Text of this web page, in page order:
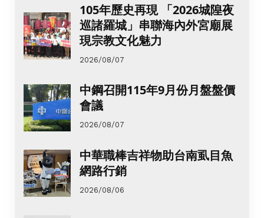
105年歷史再現 「2026城隍夜
巡諸羅城」串聯海內外宮廟展
現宗教文化魅力
2026/08/07
中鋼召開115年9月份月盤盤價
會議
2026/08/07
中華職棒吉祥物助台南虱目魚
網路行銷
2026/08/06